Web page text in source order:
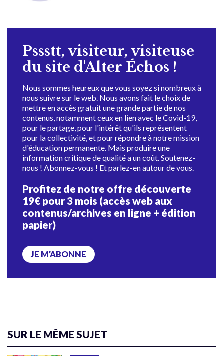
Pssstt, visiteur, visiteuse
du site d'Alter Échos !
Nous sommes heureux que vous soyez si nombreux à
nous suivre sur le web. Nous avons fait le choix de
mettre en accès gratuit une grande partie de nos
contenus, notamment ceux en lien avec le Covid-19,
pour le partage, pour l'intérêt qu'ils représentent
pour la collectivité, et pour répondre à notre mission
d'éducation permanente. Mais produire une
information critique de qualité a un coût. Soutenez-
nous ! Abonnez-vous ! Et parlez-en autour de vous.
Profitez de notre offre découverte
19€ pour 3 mois (accès web aux
contenus/archives en ligne + édition
papier)
JE M’ABONNE
SUR LE MÊME SUJET